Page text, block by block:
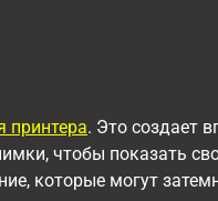
принтера. Это создает
чтобы показать
которые могут